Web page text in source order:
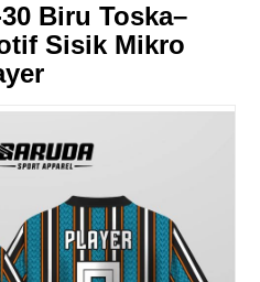
Biru Toska–
Sisik Mikro